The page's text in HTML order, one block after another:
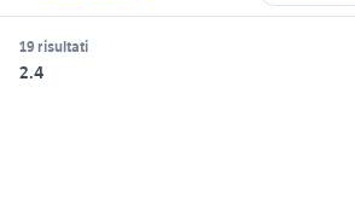
19 risultati
2.4